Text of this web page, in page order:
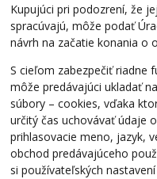
Kupujúci pri podozrení, že
spracúvajú, môže podať
návrh na začatie konania o
S cieľom zabezpečiť riadne
môže predávajúci ukladať
súbory – cookies, vďaka
určitý čas uchovávať údaje
prihlasovacie meno, jazyk,
obchod predávajúceho
si používateľských